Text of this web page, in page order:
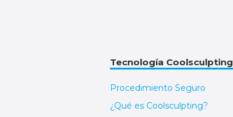
Tecnología Coolsculpting
Procedimiento Seguro
¿Qué es Coolsculpting?